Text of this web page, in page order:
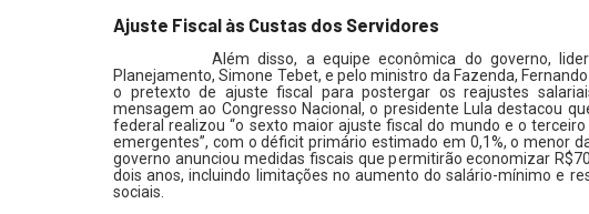
Ajuste Fiscal às Custas dos Servidores
Além disso, a equipe econômica do governo,
Planejamento, Simone Tebet, e pelo ministro da Fazenda,
o pretexto de ajuste fiscal para postergar os reajustes
mensagem ao Congresso Nacional, o presidente Lula destacou
federal realizou “o sexto maior ajuste fiscal do mundo e o
emergentes”, com o déficit primário estimado em 0,1%, o menor
governo anunciou medidas fiscais que permitirão economizar
dois anos, incluindo limitações no aumento do salário-mínimo e
sociais.